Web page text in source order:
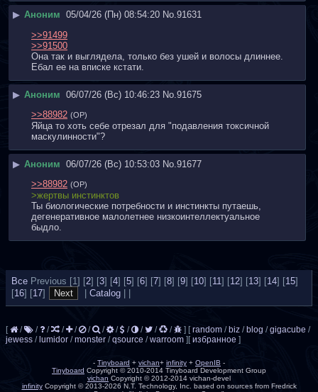
▶ Аноним 05/04/26 (Пн) 08:54:20 No.91631
>>91499
>>91500
Она так и выглядела, только без ушей и волосы длиннее.
Ебал ее на вписке кстати.
▶ Аноним 06/07/26 (Вс) 10:46:23 No. 91675
>>88982 (OP)
Яйца то хоть себе отрезал для "подавления токсичной
маскулинности"?
▶ Аноним 06/07/26 (Вс) 10:53:03 No. 91677
>>88982 (OP)
>жертвы инстинктов
Ты биологические потребности и инстинкты путаешь,
дегенеративное малолетнее низкоинтеллектуальное
быдло.
Все Previous [1] [2] [3] [4] [5] [6] [7] [8] [9] [10] [11] [12] [13] [14] [15]
[16] [17] | Catalog | |
[ / / / / / / / / / / / / ] [random /biz /blog /gigacube /
jewess /lumidor /monster /qsource /warroom ][избранное ]
- Tinyboard + vichan+ infinity + OpenIB -
Tinyboard Copyright © 2010-2014 Tinyboard Development Group
vichan Copyright © 2012-2014 vichan-devel
infinityCopyright © 2013-2026 N.T. Technology, Inc. based on sources from Fredrick